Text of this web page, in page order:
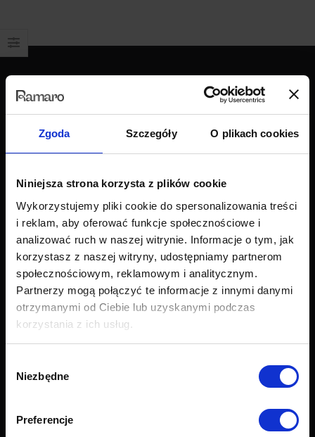
Zgoda Szczegóły O plikach cookies
Niniejsza strona korzysta z plików cookie
Wykorzystujemy pliki cookie do spersonalizowania treści
i reklam, aby oferować funkcje społecznościowe i
analizować ruch w naszej witrynie. Informacje o tym, jak
korzystasz z naszej witryny, udostępniamy partnerom
społecznościowym, reklamowym i analitycznym.
Partnerzy mogą połączyć te informacje z innymi danymi
otrzymanymi od Ciebie lub uzyskanymi podczas
korzystania z ich usług.
zgody
Niezbędne
Preferencje
Produkty
Wszystkie produkty
Łóżka i materace
Stoły i stoliki
Obsługa klienta
Export
Dostawa
Zwroty i reklamacje
Formularz zwrotu
Raty Credit Agricole